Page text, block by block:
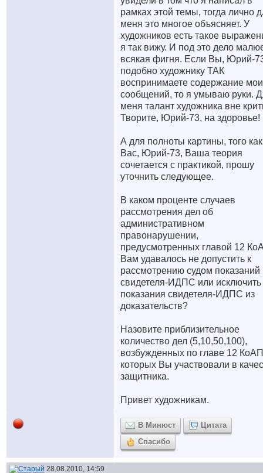
рамках этой темы, тогда лично
меня это многое объясняет. У
художников есть такое
я так вижу. И под это дело
всякая фигня. Если Вы, Юрий-
подобно художнику ТАК
воспринимаете содержание
сообщений, то я умываю руки.
меня талант художника вне
Творите, Юрий-73, на здоровье!
А для полноты картины, того
Вас, Юрий-73, Ваша теория
сочетается с практикой, прошу
уточнить следующее.
В каком проценте случаев
рассмотрения дел об
административном
правонарушении,
предусмотренных главой 12
Вам удавалось не допустить к
рассмотрению судом показаний
свидетеля-ИДПС или исключить
показания свидетеля-ИДПС из
доказательств?
Назовите приблизительное
количество дел (5,10,50,100),
возбужденных по главе 12
которых Вы участвовали в
защитника.
Привет художникам.
В Минюст
Цитата
Спасибо
28.08.2010, 14:59